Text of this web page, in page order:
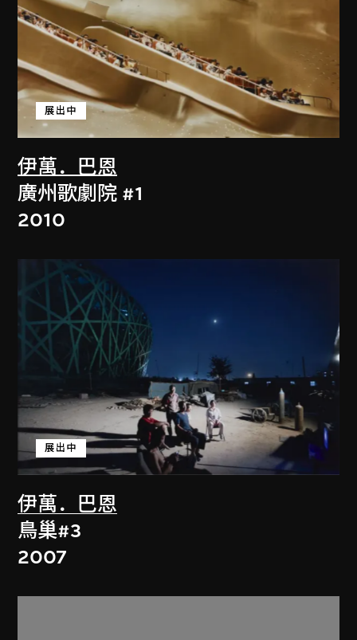
伊萬．巴恩
展出中
廣州歌劇院 #1
2010
伊萬．巴恩
展出中
鳥巢#3
2007